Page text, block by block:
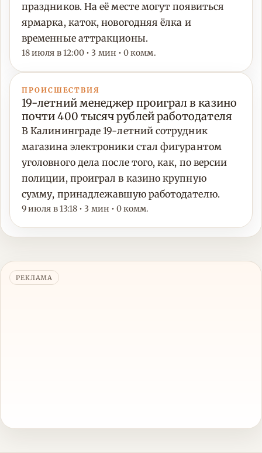
праздников. На её месте могут появиться
ярмарка, каток, новогодняя ёлка и
временные аттракционы.
18 июля в 12:00 • 3 мин • 0 комм.
ПРОИСШЕСТВИЯ
19-летний менеджер проиграл в казино
почти 400 тысяч рублей работодателя
В Калининграде 19-летний сотрудник
магазина электроники стал фигурантом
уголовного дела после того, как, по версии
полиции, проиграл в казино крупную
сумму, принадлежавшую работодателю.
9 июля в 13:18 • 3 мин • 0 комм.
РЕКЛАМА